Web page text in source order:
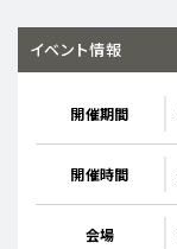
イベント情報
開催期間
開催時間
会場